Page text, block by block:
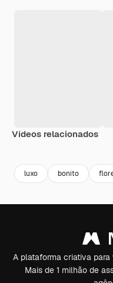
Vídeos relacionados
luxo bonito
A plataforma criativa
Mais de 1 milhão de